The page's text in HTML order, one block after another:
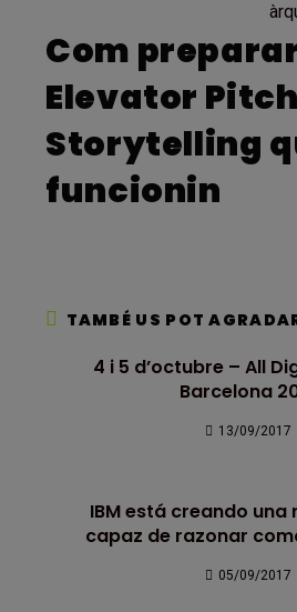
Com
Elevator
Storytelling
funcionin
TAMBÉ US POT
4 i 5 d’octubre – All
Barcelona
13/09/2017
IBM está creando una
capaz de razonar
05/09/2017